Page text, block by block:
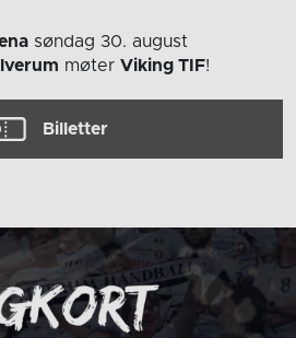
søndag 30. august
møter Viking TIF!
Billetter